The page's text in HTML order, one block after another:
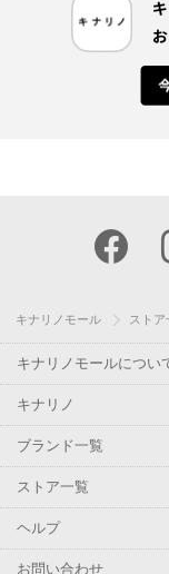
キナリノモール ストア
キナリノモールについ
キナリノ
ブランド一覧
ストア一覧
ヘルプ
お問い合わせ